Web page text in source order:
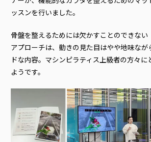
ッスンを行いました。
骨盤を整えるためには欠かすことのできない
アプローチは、動きの見た目はやや地味なが
ドな内容。マシンピラティス上級者の方々に
ようです。